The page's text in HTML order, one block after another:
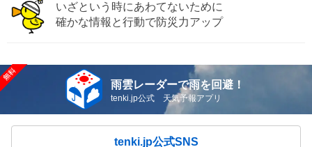
いざという時にあわてないために
確かな情報と行動で防災力アップ
雨雲レーダーで雨を回避！
tenki.jp公式 天気予報アプリ
tenki.jp公式SNS